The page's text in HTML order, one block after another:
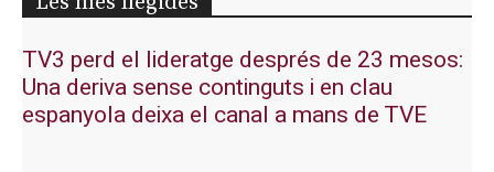
TV3 perd el lideratge després de 23 mesos:
Una deriva sense continguts i en clau
espanyola deixa el canal a mans de TVE